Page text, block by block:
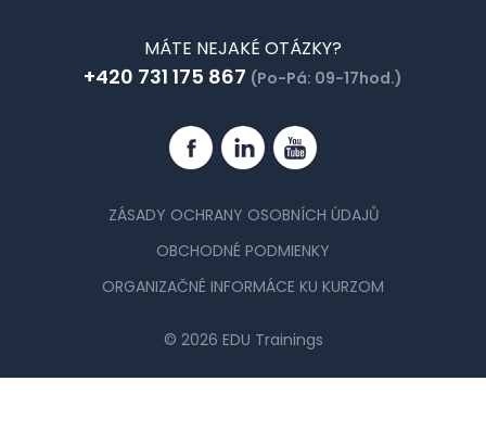
MÁTE NEJAKÉ OTÁZKY?
+420 731 175 867 (Po-Pá: 09-17hod.)
FacebookLinkedinYouTube
ZÁSADY OCHRANY OSOBNÍCH ÚDAJŮ
OBCHODNÉ PODMIENKY
ORGANIZAČNÉ INFORMÁCE KU KURZOM
© 2026 EDU Trainings